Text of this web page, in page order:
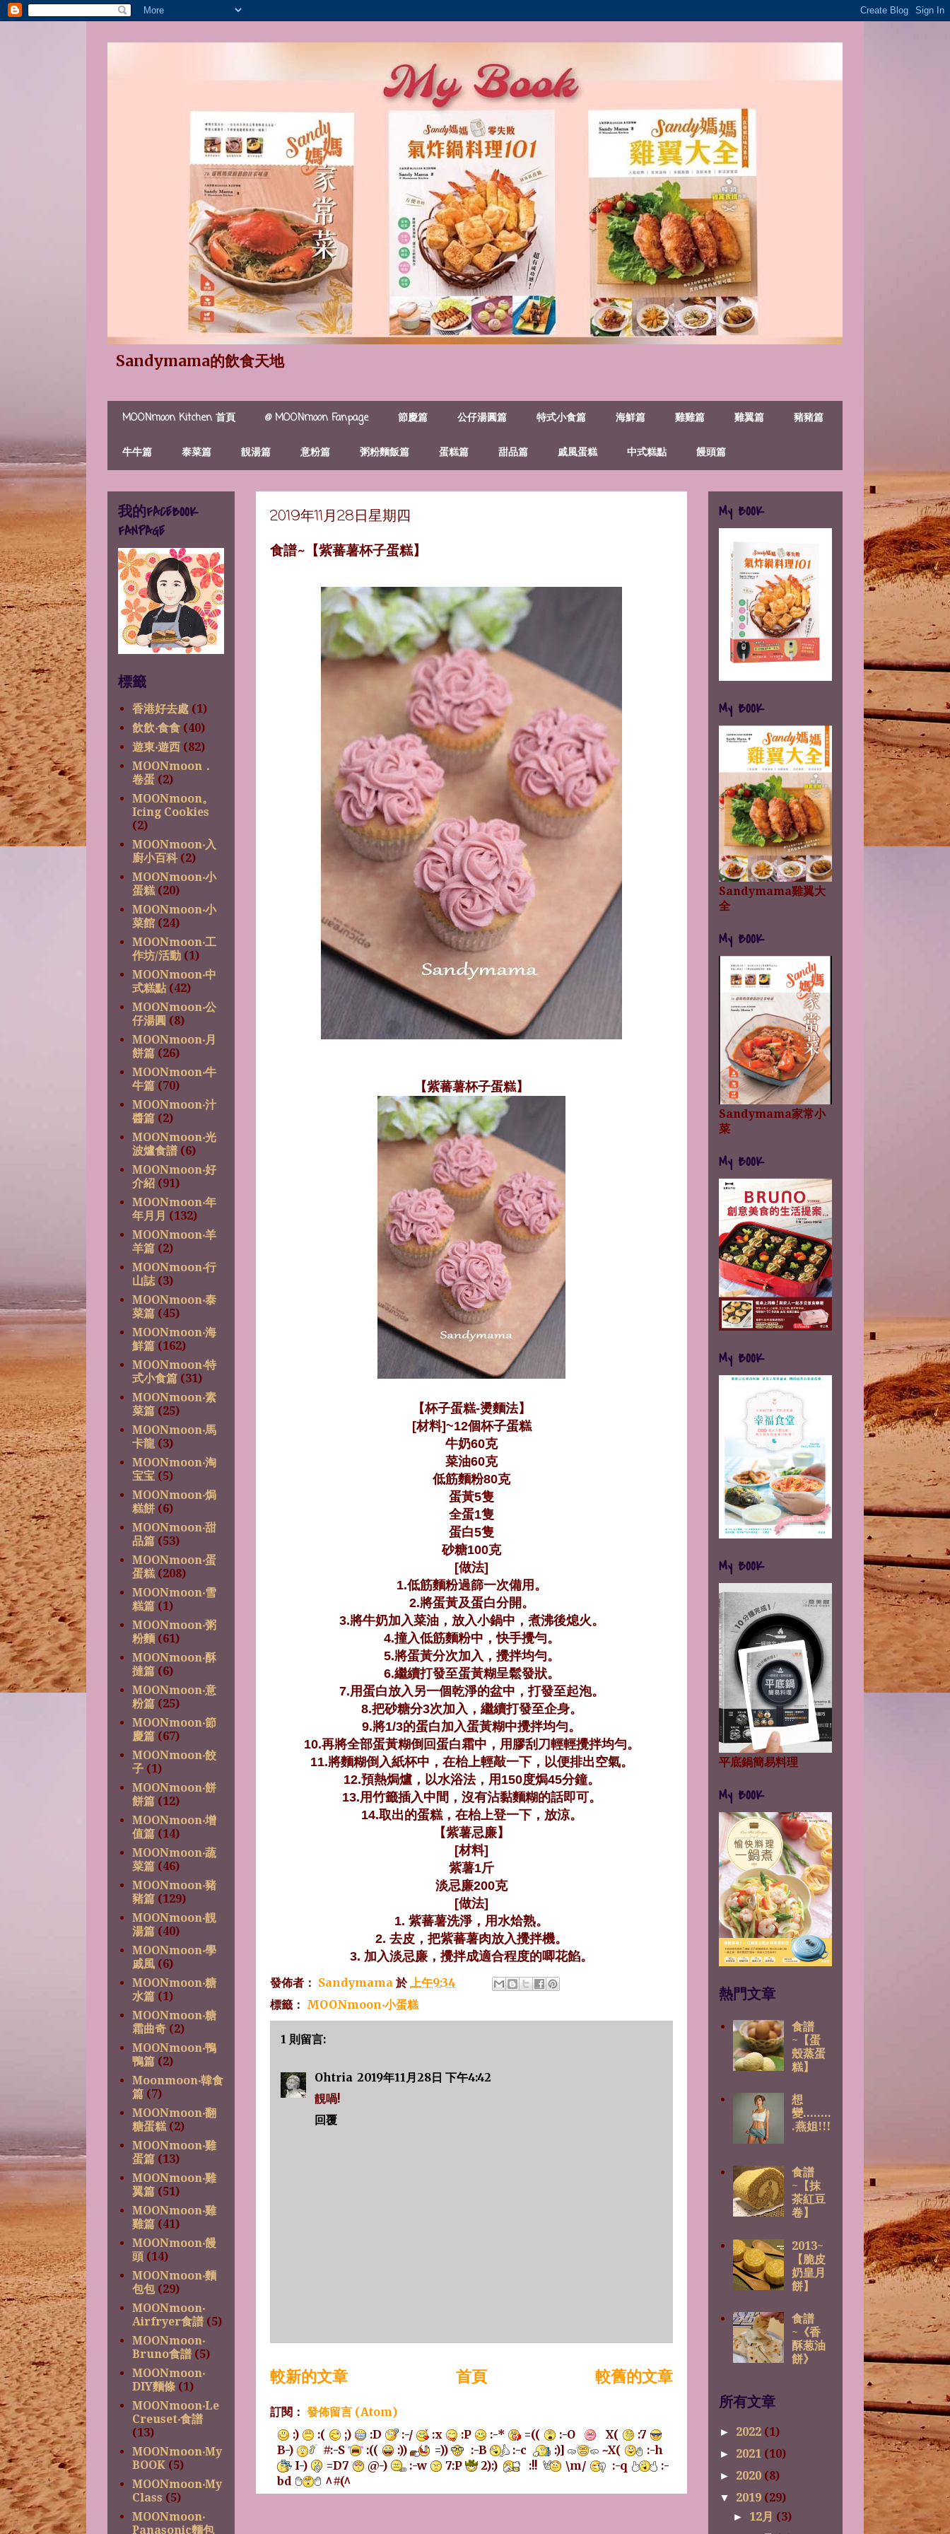
Sandymama的飲食天地
MOONmoon Kitchen 首頁 @ MOONmoon Fanpage 節慶篇 公仔湯圓篇 特式小食篇 海鮮篇 雞雞篇 雞翼篇 豬豬篇
牛牛篇 泰菜篇 靚湯篇 意粉篇 粥粉麵飯篇 蛋糕篇 甜品篇 戚風蛋糕 中式糕點 饅頭篇
2019年11月28日星期四
食譜~【紫蕃薯杯子蛋糕】
【紫蕃薯杯子蛋糕】
【杯子蛋糕-燙麵法】
[材料]~12個杯子蛋糕
牛奶60克
菜油60克
低筋麵粉80克
蛋黃5隻
全蛋1隻
蛋白5隻
砂糖100克
[做法]
1.低筋麵粉過篩一次備用。
2.將蛋黃及蛋白分開。
3.將牛奶加入菜油，放入小鍋中，煮沸後熄火。
4.撞入低筋麵粉中，快手攪勻。
5.將蛋黃分次加入，攪拌均勻。
6.繼續打發至蛋黃糊呈鬆發狀。
7.用蛋白放入另一個乾淨的盆中，打發至起泡。
8.把砂糖分3次加入，繼續打發至企身。
9.將1/3的蛋白加入蛋黃糊中攪拌均勻。
10.再將全部蛋黃糊倒回蛋白霜中，用膠刮刀輕輕攪拌均勻。
11.將麵糊倒入紙杯中，在枱上輕敲一下，以便排出空氣。
12.預熱焗爐，以水浴法，用150度焗45分鐘。
13.用竹籤插入中間，沒有沾黏麵糊的話即可。
14.取出的蛋糕，在枱上登一下，放涼。
【紫薯忌廉】
[材料]
紫薯1斤
淡忌廉200克
[做法]
1. 紫蕃薯洗淨，用水烚熟。
2. 去皮，把紫蕃薯肉放入攪拌機。
3. 加入淡忌廉，攪拌成適合程度的唧花餡。
發佈者： Sandymama 於上午9:34
標籤： MOONmoon‧小蛋糕
1 則留言:
Ohtria 2019年11月28日 下午4:42
靚喎!
回覆
較新的文章 較舊的文章
首頁
訂閱： 發佈留言 (Atom)
:)
:( ;) :D :-/ :x :P :-* =(( :-O X(
:7
B-)
#:-S :(( :)) =)) :-B :-c :)] ~X(
:-h
I-)
=D7 @-) :-w 7:P 2):) :!! \m/ :-q
:-
bd
^#(^
我的FACEBOOK
FANPAGE
標籤
香港好去處 (1)
飲飲‧食食 (40)
遊東‧遊西 (82)
MOONmoon．
卷蛋 (2)
MOONmoon。
Icing Cookies
(2)
MOONmoon‧入
廚小百科 (2)
MOONmoon‧小
蛋糕 (20)
MOONmoon‧小
菜館 (24)
MOONmoon‧工
作坊/活動 (1)
MOONmoon‧中
式糕點 (42)
MOONmoon‧公
仔湯圓 (8)
MOONmoon‧月
餅篇 (26)
MOONmoon‧牛
牛篇 (70)
MOONmoon‧汁
醬篇 (2)
MOONmoon‧光
波爐食譜 (6)
MOONmoon‧好
介紹 (91)
MOONmoon‧年
年月月 (132)
MOONmoon‧羊
羊篇 (2)
MOONmoon‧行
山誌 (3)
MOONmoon‧泰
菜篇 (45)
MOONmoon‧海
鮮篇 (162)
MOONmoon‧特
式小食篇 (31)
MOONmoon‧素
菜篇 (25)
MOONmoon‧馬
卡龍 (3)
MOONmoon‧淘
宝宝 (5)
MOONmoon‧焗
糕餅 (6)
MOONmoon‧甜
品篇 (53)
MOONmoon‧蛋
蛋糕 (208)
MOONmoon‧雪
糕篇 (1)
MOONmoon‧粥
粉麵 (61)
MOONmoon‧酥
撻篇 (6)
MOONmoon‧意
粉篇 (25)
MOONmoon‧節
慶篇 (67)
MOONmoon‧餃
子 (1)
MOONmoon‧餅
餅篇 (12)
MOONmoon‧增
值篇 (14)
MOONmoon‧蔬
菜篇 (46)
MOONmoon‧豬
豬篇 (129)
MOONmoon‧靚
湯篇 (40)
MOONmoon‧學
戚風 (6)
MOONmoon‧糖
水篇 (1)
MOONmoon‧糖
霜曲奇 (2)
MOONmoon‧鴨
鴨篇 (2)
Moonmoon‧韓食
篇 (7)
MOONmoon‧翻
糖蛋糕 (2)
MOONmoon‧雞
蛋篇 (13)
MOONmoon‧雞
翼篇 (51)
MOONmoon‧雞
雞篇 (41)
MOONmoon‧饅
頭 (14)
MOONmoon‧麵
包包 (29)
MOONmoon‧
Airfryer食譜 (5)
MOONmoon‧
Bruno食譜 (5)
MOONmoon‧
DIY麵條 (1)
MOONmoon‧Le
Creuset‧食譜
(13)
MOONmoon‧My
BOOK (5)
MOONmoon‧My
Class (5)
MOONmoon‧
Panasonic麵包
My BOOK
My BOOK
Sandymama雞翼大
全
My BOOK
Sandymama家常小
菜
My BOOK
My BOOK
My BOOK
平底鍋簡易料理
My BOOK
熱門文章
食譜
~【蛋
殼蒸蛋
糕】
想
變........
.燕姐!!!
食譜
~【抹
茶紅豆
卷】
2013~
【脆皮
奶皇月
餅】
食譜
~《香
酥葱油
餅》
所有文章
► 2022 (1)
► 2021 (10)
► 2020 (8)
▼ 2019 (29)
► 12月 (3)